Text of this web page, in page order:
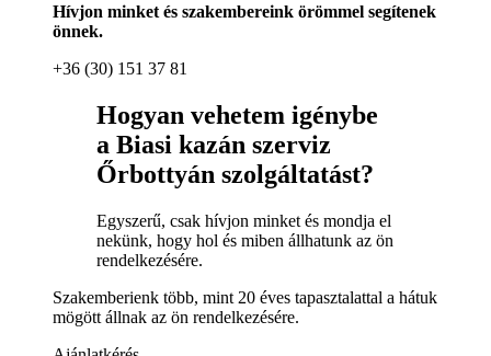
Hívjon minket és szakembereink örömmel segítenek
önnek.
+36 (30) 151 37 81
Hogyan vehetem igénybe
a Biasi kazán szerviz
Őrbottyán szolgáltatást?
Egyszerű, csak hívjon minket és mondja el
nekünk, hogy hol és miben állhatunk az ön
rendelkezésére.
Szakemberienk több, mint 20 éves tapasztalattal a hátuk
mögött állnak az ön rendelkezésére.